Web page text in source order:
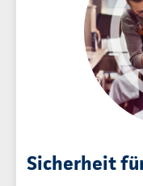
Sicherheit